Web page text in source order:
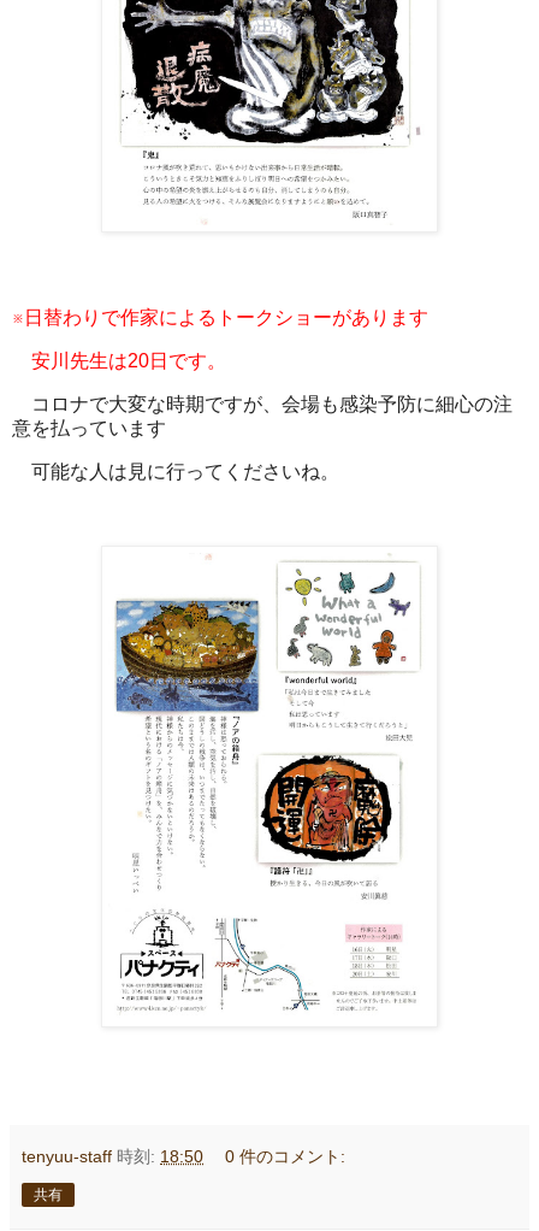
※日替わりで作家によるトークショーがあります
安川先生は20日です。
コロナで大変な時期ですが、会場も感染予防に細心の注
意を払っています
可能な人は見に行ってくださいね。
tenyuu-staff 時刻: 18:50 0 件のコメント:
共有